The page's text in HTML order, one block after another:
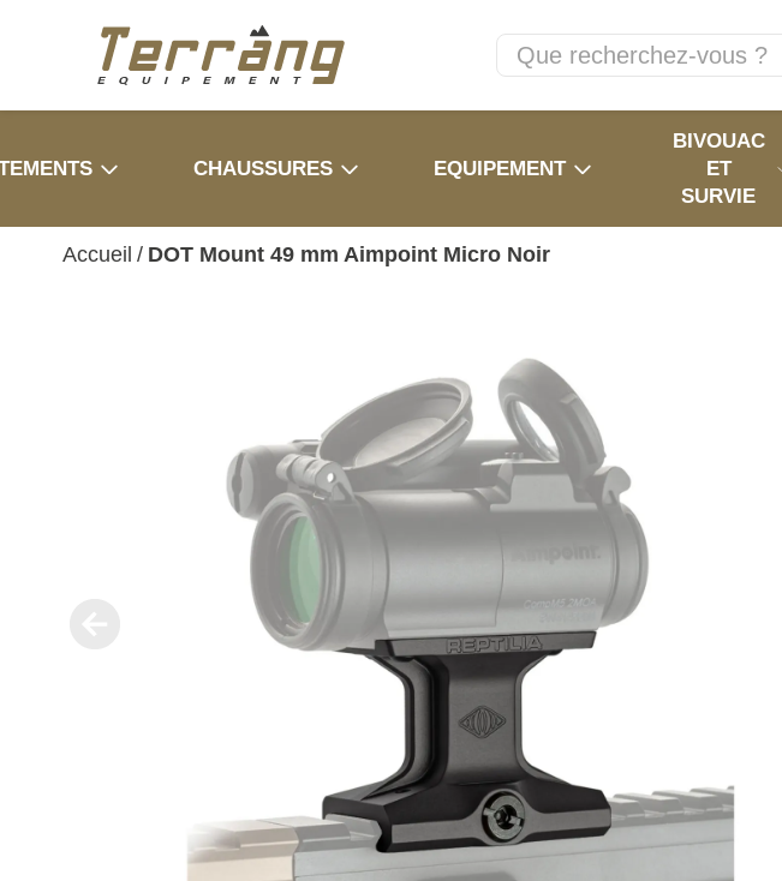
CHAUSSURES EQUIPEMENT
BIVOUAC
ET
SURVIE
Accueil / DOT Mount 49 mm Aimpoint Micro Noir